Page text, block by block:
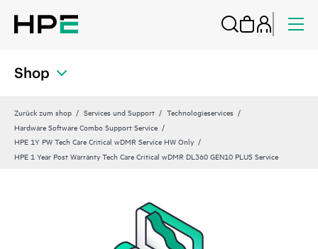
Shop
Zurück zum shop Services und Support
Technologieservices
Hardware Software Combo Support Service
HPE 1Y PW Tech Care Critical wDMR Service HW Only
HPE 1 Year Post Warranty Tech Care Critical wDMR DL360 GEN10 PLUS Service